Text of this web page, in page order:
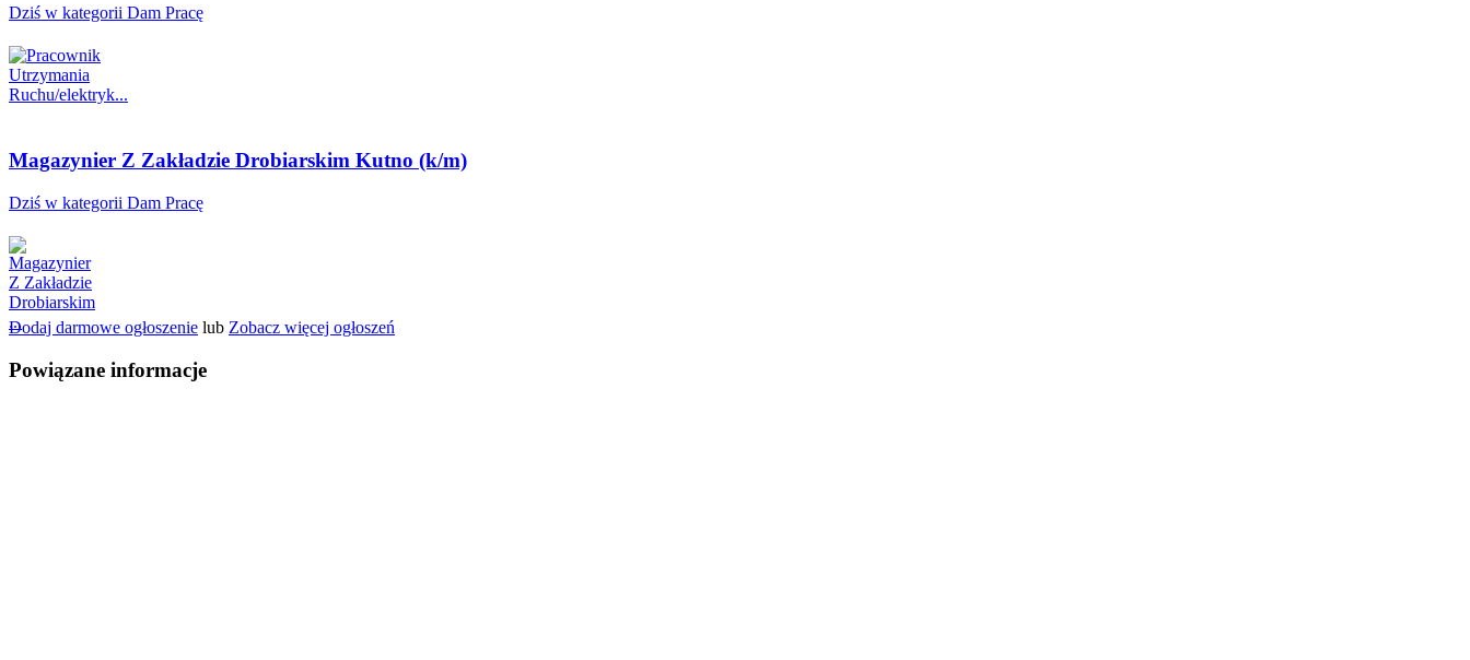
Dziś w kategorii Dam Pracę
Magazynier Z Zakładzie Drobiarskim Kutno (k/m)
Dziś w kategorii Dam Pracę
Dodaj darmowe ogłoszenie lub Zobacz więcej ogłoszeń
Powiązane informacje